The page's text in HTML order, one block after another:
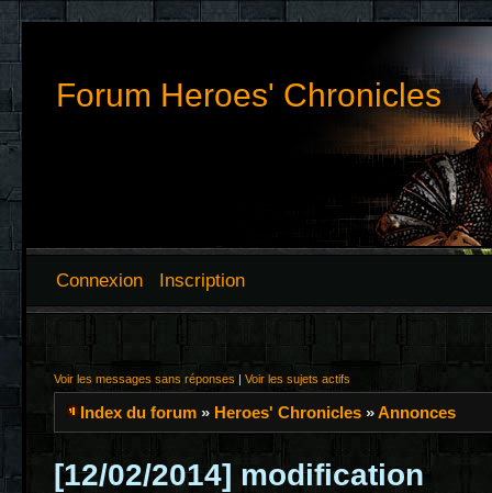
Forum Heroes' Chronicles
Connexion Inscription
Voir les messages sans réponses | Voir les sujets actifs
Index du forum » Heroes' Chronicles »Annonces
[12/02/2014] modification